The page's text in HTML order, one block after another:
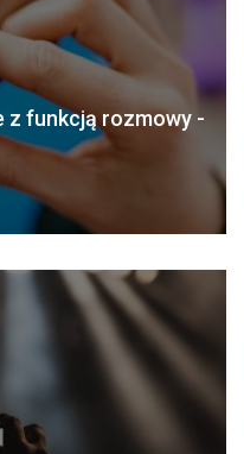
z funkcją rozmowy -